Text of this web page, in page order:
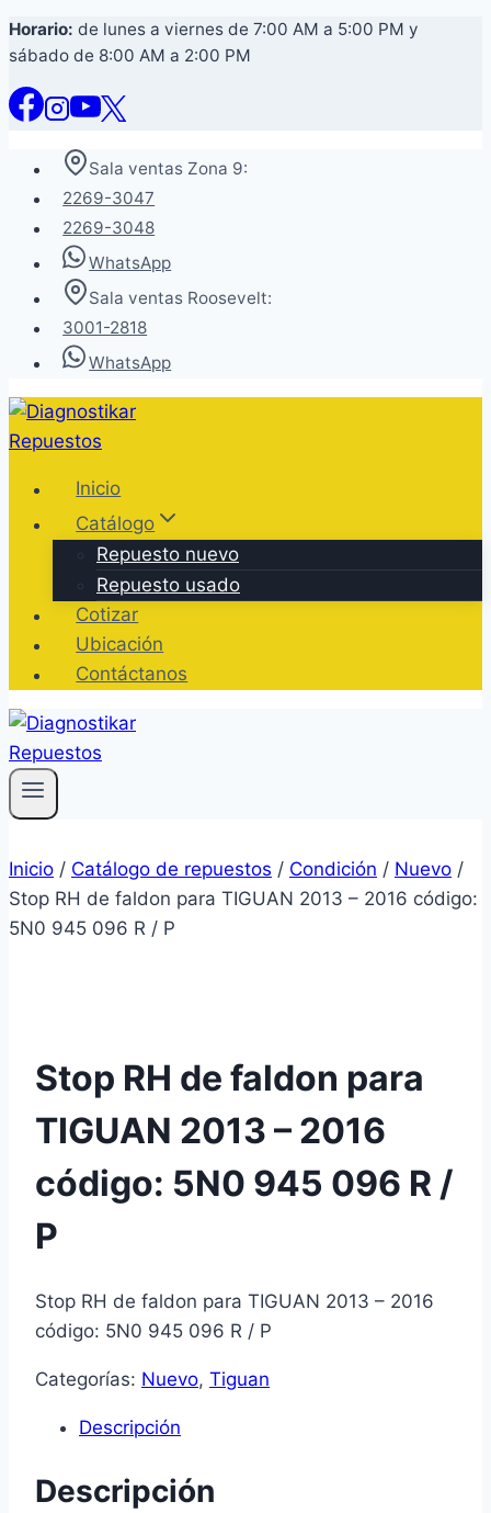
Saltar
al
contenido
Horario: de lunes a viernes de 7:00 AM a 5:00 PM y
sábado de 8:00 AM a 2:00 PM
Sala ventas Zona 9:
2269-3047
2269-3048
WhatsApp
Sala ventas Roosevelt:
3001-2818
WhatsApp
Inicio
Catálogo
Repuesto nuevo
Repuesto usado
Cotizar
Ubicación
Contáctanos
Inicio / Catálogo de repuestos / Condición / Nuevo /
Stop RH de faldon para TIGUAN 2013 – 2016 código:
5N0 945 096 R / P
Stop RH de faldon para
TIGUAN 2013 – 2016
código: 5N0 945 096 R /
P
Stop RH de faldon para TIGUAN 2013 – 2016
código: 5N0 945 096 R / P
Categorías: Nuevo, Tiguan
Descripción
Descripción